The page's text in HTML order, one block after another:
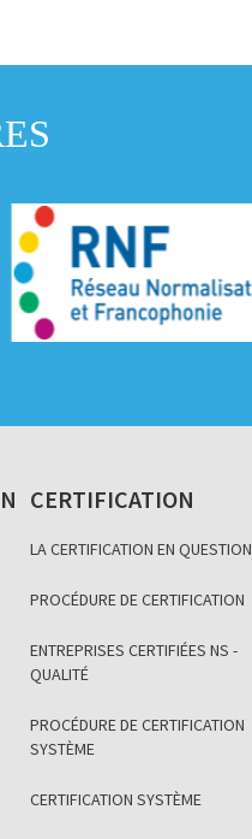
CERTIFICATION
LA CERTIFICATION EN QUESTION
PROCÉDURE DE CERTIFICATION
ENTREPRISES CERTIFIÉES NS -
QUALITÉ
PROCÉDURE DE CERTIFICATION
SYSTÈME
CERTIFICATION SYSTÈME